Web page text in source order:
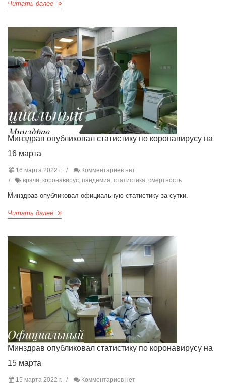
Читать далее
Минздрав опубликовал статистику по коронавирусу на
16 марта
16 марта 2022 г.
Комментариев нет
врачи, коронавирус, пандемия, статистика, смертность
Минздрав опубликовал официальную статистику за сутки.
Читать далее
Минздрав опубликовал статистику по коронавирусу на
15 марта
15 марта 2022 г.
Комментариев нет